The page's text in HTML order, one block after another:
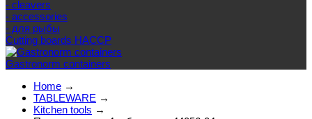
- cleavers
- accessories
- для рыбы
Cutting boards HACCP
Gastronorm containers
Home →
TABLEWARE →
Kitchen tools →